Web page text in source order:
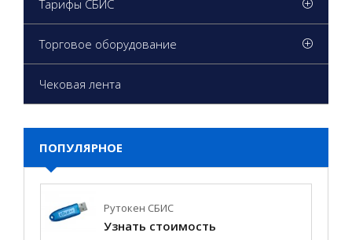
Тарифы СБИС
Торговое оборудование
Чековая лента
ПОПУЛЯРНОЕ
Рутокен СБИС
Узнать стоимость